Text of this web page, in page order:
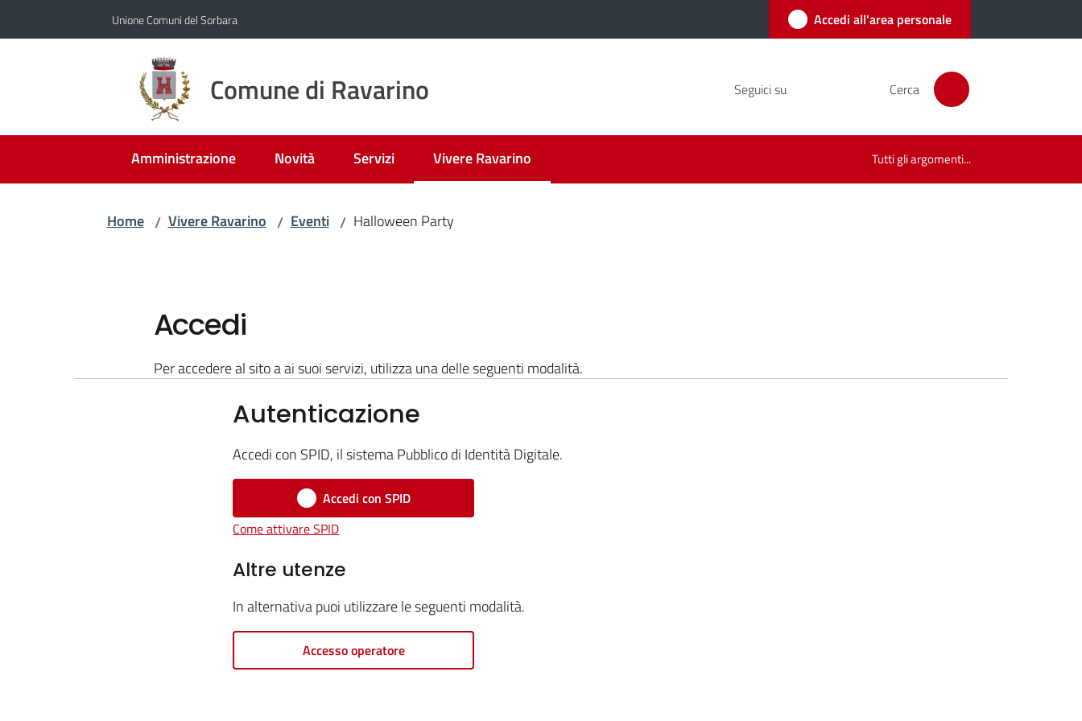
Unione Comuni del Sorbara Accedi all'area personale
Comune di Ravarino Seguici su Cerca
Amministrazione Novità Servizi Vivere Ravarino
Menu selezionato Tutti gli argomenti...
Home / Vivere Ravarino / Eventi / Halloween Party
Accedi
Per accedere al sito a ai suoi servizi, utilizza una delle seguenti modalità.
Autenticazione
Accedi con SPID, il sistema Pubblico di Identità Digitale.
Accedi con SPID
Come attivare SPID
Altre utenze
In alternativa puoi utilizzare le seguenti modalità.
Accesso operatore